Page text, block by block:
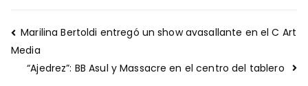
Navegación
de
entradas
Marilina Bertoldi entregó un show avasallante en el C Art
Media
“Ajedrez”: BB Asul y Massacre en el centro del tablero